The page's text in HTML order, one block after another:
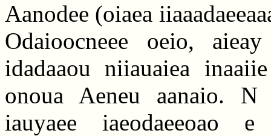
Aanodee (oiaea
Odaioocneee oeio,
idadaaou niiauaiea
onoua Aeneu aanaio.
iauyaee iaeodaeeoao